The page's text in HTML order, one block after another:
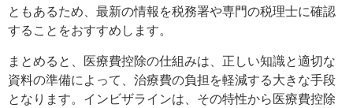
ともあるため、最新の情報を税務署や専門の税理士に確認
することをおすすめします。
まとめると、医療費控除の仕組みは、正しい知識と適切な
資料の準備によって、治療費の負担を軽減する大きな手段
となります。インビザラインは、その特性から医療費控除